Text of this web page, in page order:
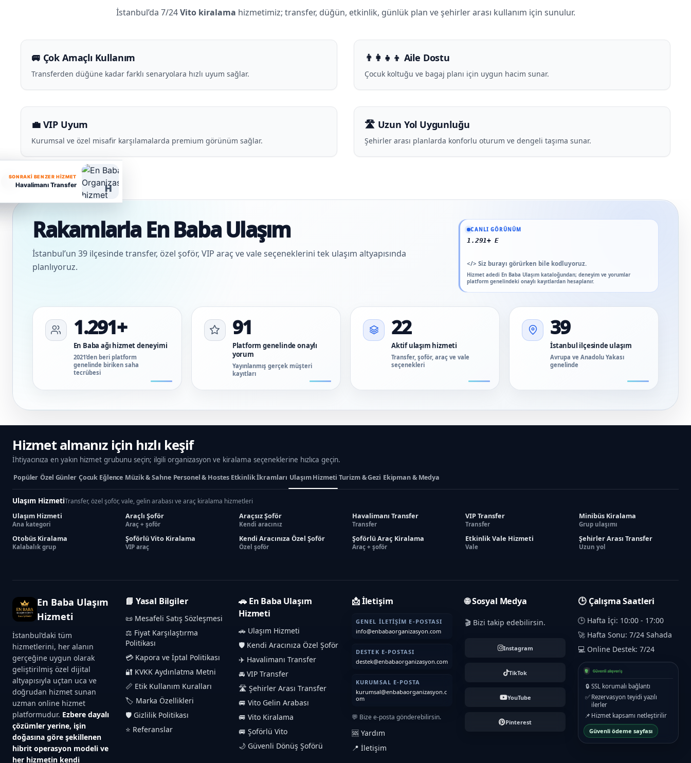
İstanbul’da 7/24Vito kiralama hizmetimiz; transfer, düğün, etkinlik, günlük plan ve şehirler arası kullanım için sunulur.
🚐 Çok Amaçlı Kullanım
Transferden düğüne kadar farklı senaryolara hızlı uyum sağlar.
👨‍👩‍👧‍👦 Aile Dostu
Çocuk koltuğu ve bagaj planı için uygun hacim sunar.
💼 VIP Uyum
Kurumsal ve özel misafir karşılamalarda premium görünüm sağlar.
🛣️ Uzun Yol Uygunluğu
Şehirler arası planlarda konforlu oturum ve dengeli taşıma sunar.
SONRAKI BENZER HIZMET
Havalimanı Transfer H
Rakamlarla En Baba Ulaşım
İstanbul’un 39 ilçesinde transfer, özel şoför, VIP araç ve vale seçeneklerini tek ulaşım altyapısında
planlıyoruz.
CANLI GÖRÜNÜM
91 platform gen
</> Siz burayı görürken bile kodluyoruz.
Hizmet adedi En Baba Ulaşım kataloğundan; deneyim ve yorumlar
platform genelindeki onaylı kayıtlardan hesaplanır.
Güncel veriler: 1.291+ En Baba ağı hizmet deneyimi; 91 platform genelinde
1.291+
En Baba ağı hizmet deneyimi
2021’den beri platform
genelinde biriken saha
tecrübesi
91
Platform genelinde onaylı
yorum
Yayınlanmış gerçek müşteri
kayıtları
22
Aktif ulaşım hizmeti
Transfer, şoför, araç ve vale
seçenekleri
39
İstanbul ilçesinde ulaşım
Avrupa ve Anadolu Yakası
genelinde
Hizmet almanız için hızlı keşif
İhtiyacınıza en yakın hizmet grubunu seçin; ilgili organizasyon ve kiralama seçeneklerine hızlıca geçin.
Popüler Özel Günler Çocuk Eğlence Müzik & Sahne Personel & Hostes Etkinlik İkramları Ulaşım Hizmeti Turizm & Gezi Ekipman & Medya
Ulaşım HizmetiTransfer, özel şoför, vale, gelin arabası ve araç kiralama hizmetleri
Ulaşım Hizmeti
Ana kategori
Araçlı Şoför
Araç + şoför
Araçsız Şoför
Kendi aracınız
Havalimanı Transfer
Transfer
VIP Transfer
Transfer
Minibüs Kiralama
Grup ulaşımı
Otobüs Kiralama
Kalabalık grup
Şoförlü Vito Kiralama
VIP araç
Kendi Aracınıza Özel Şoför
Özel şoför
Şoförlü Araç Kiralama
Araç + şoför
Etkinlik Vale Hizmeti
Vale
Şehirler Arası Transfer
Uzun yol
En Baba Ulaşım
Hizmeti
İstanbul’daki tüm
hizmetlerini, her alanın
gerçeğine uygun olarak
geliştirilmiş özel dijital
altyapısıyla uçtan uca ve
doğrudan hizmet sunan
uzman online hizmet
platformudur. Ezbere dayalı
çözümler yerine, işin
doğasına göre şekillenen
hibrit operasyon modeli ve
her hizmetin kendi
📘 Yasal Bilgiler
📜 Mesafeli Satış Sözleşmesi
⚖️ Fiyat Karşılaştırma
Politikası
💳 Kapora ve İptal Politikası
🔐 KVKK Aydınlatma Metni
📏 Etik Kullanım Kuralları
🏷️ Marka Özellikleri
🛡️ Gizlilik Politikası
⭐ Referanslar
🚗 En Baba Ulaşım
Hizmeti
🚗 Ulaşım Hizmeti
🛡️ Kendi Aracınıza Özel Şoför
✈️ Havalimanı Transfer
🚘 VIP Transfer
🛣️ Şehirler Arası Transfer
🚐 Vito Gelin Arabası
🚐 Vito Kiralama
🚐 Şoförlü Vito
🌙 Güvenli Dönüş Şoförü
📩 İletişim
GENEL İLETIŞIM E-POSTASI
info@enbabaorganizasyon.com
DESTEK E-POSTASI
destek@enbabaorganizasyon.com
KURUMSAL E-POSTA
kurumsal@enbabaorganizasyon.c
om
💬 Bize e-posta gönderebilirsin.
🆘 Yardım
📍 İletişim
🌐 Sosyal Medya
🎬 Bizi takip edebilirsin.
Instagram
TikTok
YouTube
Pinterest
🕒 Çalışma Saatleri
🕒 Hafta İçi: 10:00 - 17:00
🚀 Hafta Sonu: 7/24 Sahada
💻 Online Destek: 7/24
🔒 SSL korumalı bağlantı
✅ Rezervasyon teyidi yazılı
ilerler
📌 Hizmet kapsamı netleştirilir
Güvenli ödeme sayfası